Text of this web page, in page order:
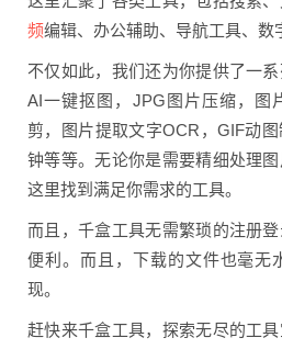
频编辑、办公辅助、导航工具、数
不仅如此，我们还为你提供了一
AI一键抠图，JPG图片压缩，图
剪，图片提取文字OCR，GIF动
钟等等。无论你是需要精细处理
这里找到满足你需求的工具。
而且，千盒工具无需繁琐的注册
便利。而且，下载的文件也毫无
现。
赶快来千盒工具，探索无尽的工